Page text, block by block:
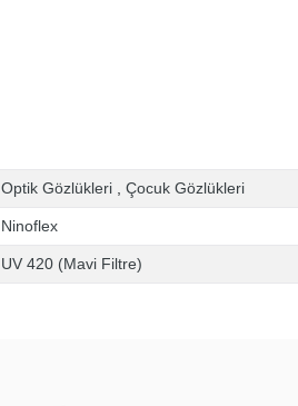
Optik Gözlükleri Çocuk Gözlükleri
Ninoflex
UV 420 (Mavi Filtre)